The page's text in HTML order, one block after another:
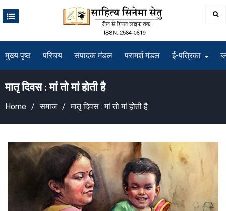
मुख्य पृष्ठ परिचय संपादक मंडल परामर्श मंडल ई-पत्रिका
मातृ दिवस : मां तो मां होती है
Home समाज मातृ दिवस : मां तो मां होती है